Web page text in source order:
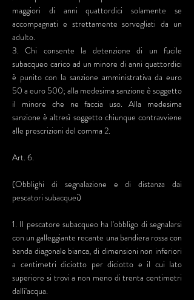
maggiori di anni quattordici solamente se
accompagnati e strettamente sorvegliati da un
adulto.
3. Chi consente la detenzione di un fucile
subacqueo carico ad un minore di anni quattordici
è punito con la sanzione amministrativa da euro
50 a euro 500; alla medesima sanzione è soggetto
il minore che ne faccia uso. Alla medesima
sanzione è altresì soggetto chiunque contravviene
alle prescrizioni del comma 2.
Art. 6.
(Obblighi di segnalazione e di distanza dai
pescatori subacquei)
1. Il pescatore subacqueo ha l'obbligo di segnalarsi
con un galleggiante recante una bandiera rossa con
banda diagonale bianca, di dimensioni non inferiori
a centimetri diciotto per diciotto e il cui lato
superiore si trovi a non meno di trenta centimetri
dallì'acqua.